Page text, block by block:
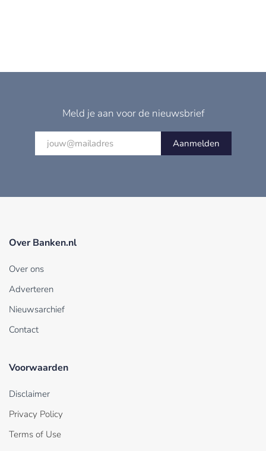
Meld je aan voor de nieuwsbrief
Aanmelden
Over Banken.nl
Over ons
Adverteren
Nieuwsarchief
Contact
Voorwaarden
Disclaimer
Privacy Policy
Terms of Use